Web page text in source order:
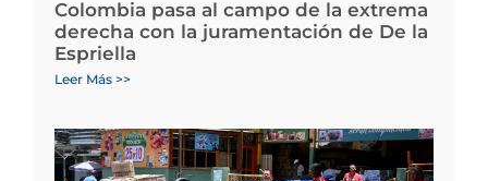
Colombia pasa al campo de la extrema
derecha con la juramentación de De la
Espriella
Leer Más >>